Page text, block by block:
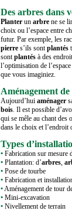
Des arbres dans
Planter un arbre ne se
choix ou l’espace entre
futur. Par exemple, les
pierre s’ils sontplantés
sontplantés à des
l’optimisation de l’espace
que vous imaginiez.
Aménagement de
Aujourd’hui aménager
bois. Il est possible
qui se mêle au chant des
dans le choix et
Types
• Fabrication sur mesure
• Plantation: d’arbres,
• Pose de tourbe
• Fabrication et
•Aménagement de tour
• Mini-excavation
• Nivellement de terrain